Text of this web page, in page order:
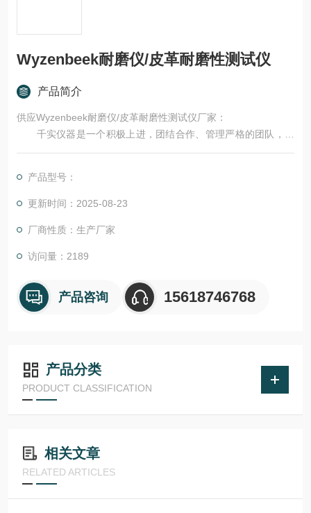
Wyzenbeek耐磨仪/皮革耐磨性测试仪
产品简介
供应Wyzenbeek耐磨仪/皮革耐磨性测试仪厂家：
千实仪器是一个积极上进，团结合作、管理严格的团队，千
实具有坚实的研发、生产、销售队伍以满足客户的各种需求。产
仪、土工布测试仪及其它行业相关的测试设备。像水洗色牢度测
试仪、织物耐磨仪、起毛起球性测试仪、摩擦色牢度测试仪、耐
产品型号：
更新时间：2025-08-23
厂商性质：生产厂家
访问量：2189
产品咨询 15618746768
产品分类
PRODUCT CLASSIFICATION
相关文章
RELATED ARTICLES